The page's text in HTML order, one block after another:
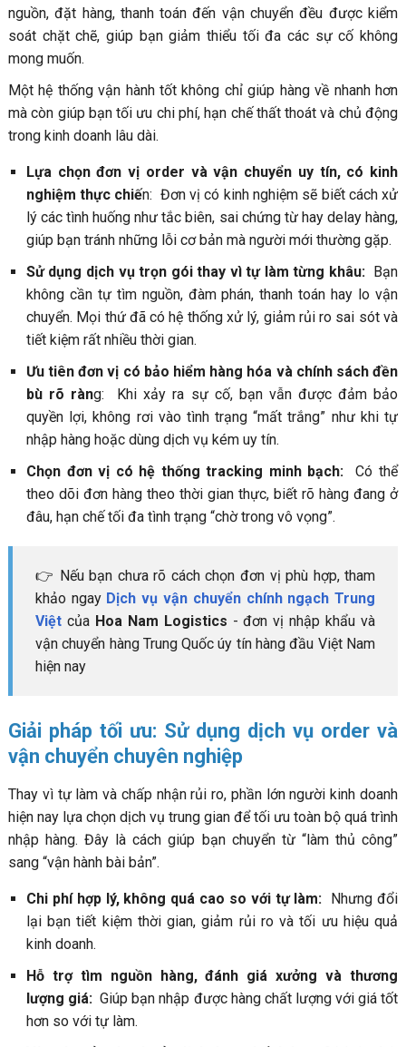
nguồn, đặt hàng, thanh toán đến vận chuyển đều được kiểm
soát chặt chẽ, giúp bạn giảm thiểu tối đa các sự cố không
mong muốn.
Một hệ thống vận hành tốt không chỉ giúp hàng về nhanh hơn
mà còn giúp bạn tối ưu chi phí, hạn chế thất thoát và chủ động
trong kinh doanh lâu dài.
Lựa chọn đơn vị order và vận chuyển uy tín, có kinh
nghiệm thực chiến: Đơn vị có kinh nghiệm sẽ biết cách xử
lý các tình huống như tắc biên, sai chứng từ hay delay hàng,
giúp bạn tránh những lỗi cơ bản mà người mới thường gặp.
Sử dụng dịch vụ trọn gói thay vì tự làm từng khâu:Bạn
không cần tự tìm nguồn, đàm phán, thanh toán hay lo vận
chuyển. Mọi thứ đã có hệ thống xử lý, giảm rủi ro sai sót và
tiết kiệm rất nhiều thời gian.
Ưu tiên đơn vị có bảo hiểm hàng hóa và chính sách đền
bù rõ ràng: Khi xảy ra sự cố, bạn vẫn được đảm bảo
quyền lợi, không rơi vào tình trạng “mất trắng” như khi tự
nhập hàng hoặc dùng dịch vụ kém uy tín.
Chọn đơn vị có hệ thống tracking minh bạch: Có thể
theo dõi đơn hàng theo thời gian thực, biết rõ hàng đang ở
đâu, hạn chế tối đa tình trạng “chờ trong vô vọng”.
👉 Nếu bạn chưa rõ cách chọn đơn vị phù hợp, tham
khảo ngay Dịch vụ vận chuyển chính ngạch Trung
Việtcủa Hoa Nam Logistics - đơn vị nhập khẩu và
vận chuyển hàng Trung Quốc úy tín hàng đầu Việt Nam
hiện nay
Giải pháp tối ưu: Sử dụng dịch vụ order và
vận chuyển chuyên nghiệp
Thay vì tự làm và chấp nhận rủi ro, phần lớn người kinh doanh
hiện nay lựa chọn dịch vụ trung gian để tối ưu toàn bộ quá trình
nhập hàng. Đây là cách giúp bạn chuyển từ “làm thủ công”
sang “vận hành bài bản”.
Chi phí hợp lý, không quá cao so với tự làm: Nhưng đổi
lại bạn tiết kiệm thời gian, giảm rủi ro và tối ưu hiệu quả
kinh doanh.
Hỗ trợ tìm nguồn hàng, đánh giá xưởng và thương
lượng giá: Giúp bạn nhập được hàng chất lượng với giá tốt
hơn so với tự làm.